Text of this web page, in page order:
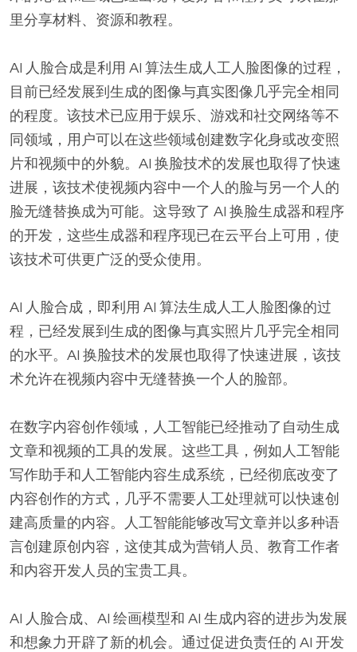
里分享材料、资源和教程。
AI 人脸合成是利用 AI 算法生成人工人脸图像的过程，
目前已经发展到生成的图像与真实图像几乎完全相同
的程度。该技术已应用于娱乐、游戏和社交网络等不
同领域，用户可以在这些领域创建数字化身或改变照
片和视频中的外貌。AI 换脸技术的发展也取得了快速
进展，该技术使视频内容中一个人的脸与另一个人的
脸无缝替换成为可能。这导致了 AI 换脸生成器和程序
的开发，这些生成器和程序现已在云平台上可用，使
该技术可供更广泛的受众使用。
AI 人脸合成，即利用 AI 算法生成人工人脸图像的过
程，已经发展到生成的图像与真实照片几乎完全相同
的水平。AI 换脸技术的发展也取得了快速进展，该技
术允许在视频内容中无缝替换一个人的脸部。
在数字内容创作领域，人工智能已经推动了自动生成
文章和视频的工具的发展。这些工具，例如人工智能
写作助手和人工智能内容生成系统，已经彻底改变了
内容创作的方式，几乎不需要人工处理就可以快速创
建高质量的内容。人工智能能够改写文章并以多种语
言创建原创内容，这使其成为营销人员、教育工作者
和内容开发人员的宝贵工具。
AI 人脸合成、AI 绘画模型和 AI 生成内容的进步为发展
和想象力开辟了新的机会。通过促进负责任的 AI 开发